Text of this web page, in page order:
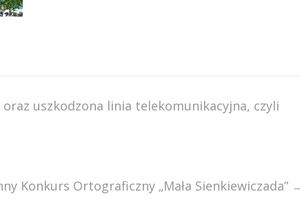
uszkodzona linia telekomunikacyjna, czyli
Konkurs Ortograficzny „Mała Sienkiewiczada”